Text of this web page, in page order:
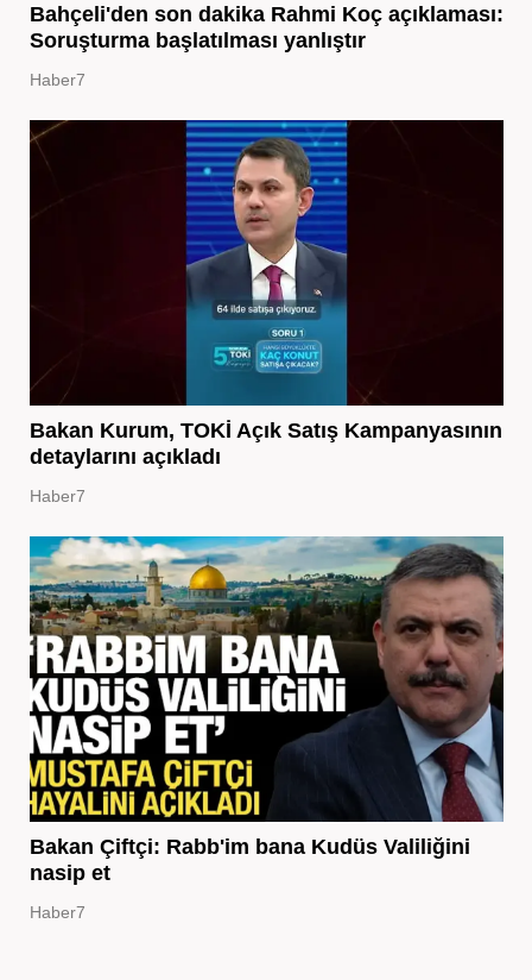
Bahçeli'den son dakika Rahmi Koç açıklaması:
Soruşturma başlatılması yanlıştır
Haber7
Bakan Kurum, TOKİ Açık Satış Kampanyasının
detaylarını açıkladı
Haber7
Bakan Çiftçi: Rabb'im bana Kudüs Valiliğini
nasip et
Haber7